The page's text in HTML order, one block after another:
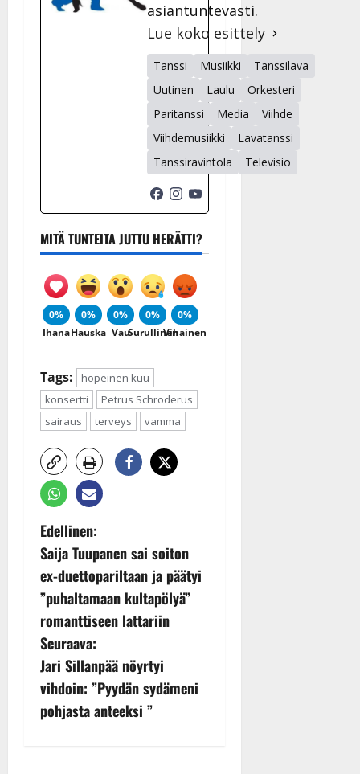
asiantuntevasti.
Lue koko esittely
Tanssi Musiikki
Tanssilava
Uutinen
Laulu
Orkesteri
Paritanssi
Media
Viihde
Viihdemusiikki
Lavatanssi
Tanssiravintola
Televisio
MITÄ TUNTEITA JUTTU HERÄTTI?
0%
Ihana
0%
Hauska
0%
Vau
0%
Surullinen
0%
Vihainen
Tags:
hopeinen kuu
konsertti
Petrus Schroderus
sairaus
terveys vamma
P
o
s
t
n
a
Edellinen:
Saija Tuupanen sai soiton
ex-duettopariltaan ja päätyi
”puhaltamaan kultapölyä”
romanttiseen lattariin
Seuraava:
Jari Sillanpää nöyrtyi
vihdoin: ”Pyydän sydämeni
pohjasta anteeksi ”